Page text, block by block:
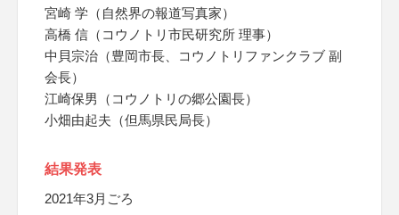
宮崎 学（自然界の報道写真家）
高橋 信（コウノトリ市民研究所 理事）
中貝宗治（豊岡市長、コウノトリファンクラブ 副
会長）
江崎保男（コウノトリの郷公園長）
小畑由起夫（但馬県民局長）
結果発表
2021年3月ごろ